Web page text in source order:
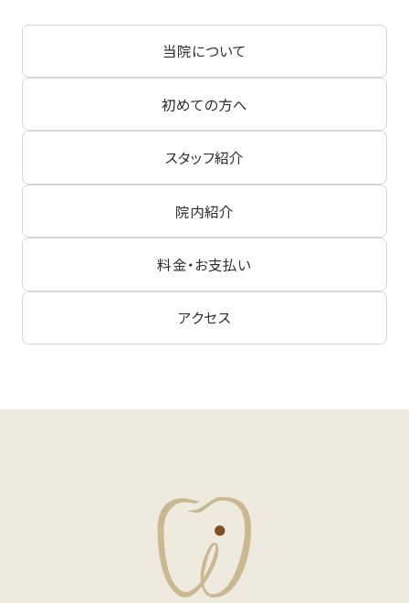
当院について
初めての方へ
スタッフ紹介
院内紹介
料金・お支払い
アクセス